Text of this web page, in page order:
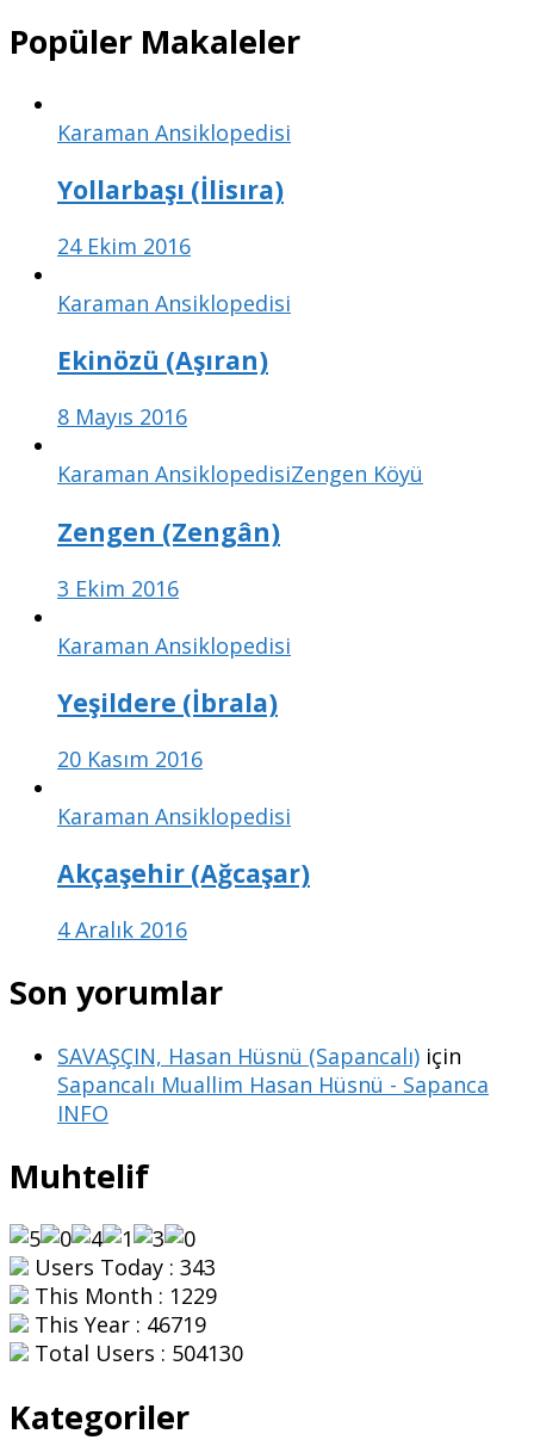
Popüler Makaleler
Karaman Ansiklopedisi
Yollarbaşı (İlisıra)
24 Ekim 2016
Karaman Ansiklopedisi
Ekinözü (Aşıran)
8 Mayıs 2016
Karaman AnsiklopedisiZengen Köyü
Zengen (Zengân)
3 Ekim 2016
Karaman Ansiklopedisi
Yeşildere (İbrala)
20 Kasım 2016
Karaman Ansiklopedisi
Akçaşehir (Ağcaşar)
4 Aralık 2016
Son yorumlar
SAVAŞÇIN, Hasan Hüsnü (Sapancalı) için
Sapancalı Muallim Hasan Hüsnü - Sapanca
INFO
Muhtelif
Users Today : 343
This Month : 1229
This Year : 46719
Total Users : 504130
Kategoriler